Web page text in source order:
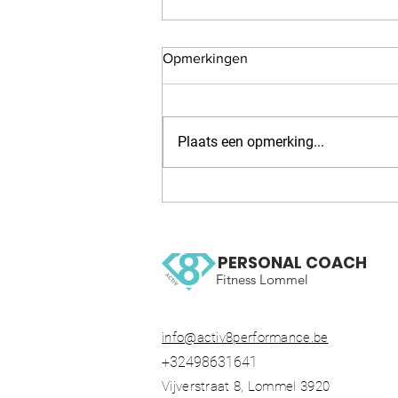
Opmerkingen
Plaats een opmerking...
PERSONAL COACH
Fitness Lommel
info@activ8performance.be
+32498631641
Vijverstraat 8, Lommel 3920